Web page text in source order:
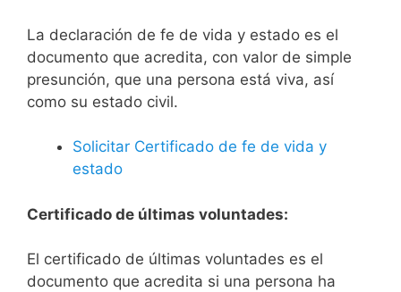
La declaración de fe de vida y estado es el
documento que acredita, con valor de simple
presunción, que una persona está viva, así
como su estado civil.
Solicitar Certificado de fe de vida y
estado
Certificado de últimas voluntades:
El certificado de últimas voluntades es el
documento que acredita si una persona ha